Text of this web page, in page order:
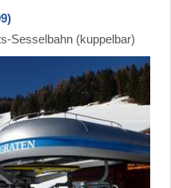
Sesselbahn (kuppelbar)